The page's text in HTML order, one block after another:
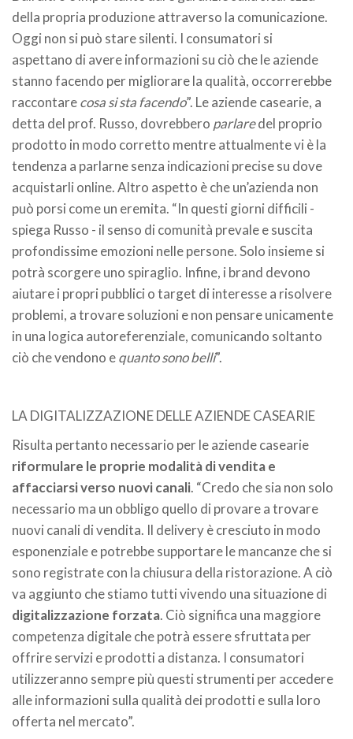
della propria produzione attraverso la comunicazione.
Oggi non si può stare silenti. I consumatori si
aspettano di avere informazioni su ciò che le aziende
stanno facendo per migliorare la qualità, occorrerebbe
raccontarecosa si sta facendo”. Le aziende casearie, a
detta del prof. Russo, dovrebbero parlaredel proprio
prodotto in modo corretto mentre attualmente vi è la
tendenza a parlarne senza indicazioni precise su dove
acquistarli online. Altro aspetto è che un’azienda non
può porsi come un eremita. “In questi giorni difficili -
spiega Russo - il senso di comunità prevale e suscita
profondissime emozioni nelle persone. Solo insieme si
potrà scorgere uno spiraglio. Infine, i brand devono
aiutare i propri pubblici o target di interesse a risolvere
problemi, a trovare soluzioni e non pensare unicamente
in una logica autoreferenziale, comunicando soltanto
ciò che vendono equanto sono belli”.
LA DIGITALIZZAZIONE DELLE AZIENDE CASEARIE
Risulta pertanto necessario per le aziende casearie
riformulare le proprie modalità di vendita e
affacciarsi verso nuovi canali. “Credo che sia non solo
necessario ma un obbligo quello di provare a trovare
nuovi canali di vendita. Il delivery è cresciuto in modo
esponenziale e potrebbe supportare le mancanze che si
sono registrate con la chiusura della ristorazione. A ciò
va aggiunto che stiamo tutti vivendo una situazione di
digitalizzazione forzata. Ciò significa una maggiore
competenza digitale che potrà essere sfruttata per
offrire servizi e prodotti a distanza. I consumatori
utilizzeranno sempre più questi strumenti per accedere
alle informazioni sulla qualità dei prodotti e sulla loro
offerta nel mercato”.